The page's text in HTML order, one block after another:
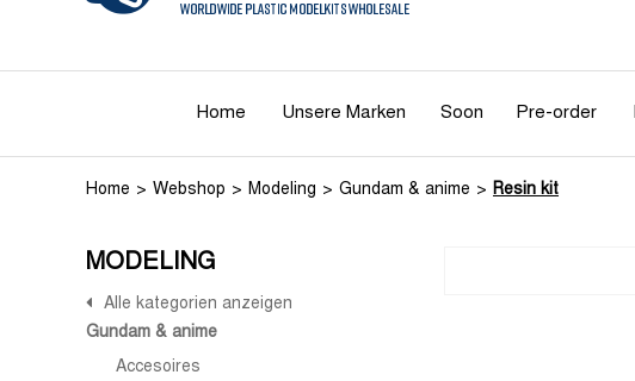
Home Unsere Marken Soon Pre-order
Home Webshop Modeling Gundam & anime Resin kit
MODELING
Alle kategorien anzeigen
Gundam & anime
Accesoires